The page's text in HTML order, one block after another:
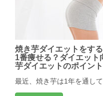
焼き芋ダイエットをす
1番痩せる？ダイエット
芋ダイエットのポイン
最近、焼き芋は1年を通し